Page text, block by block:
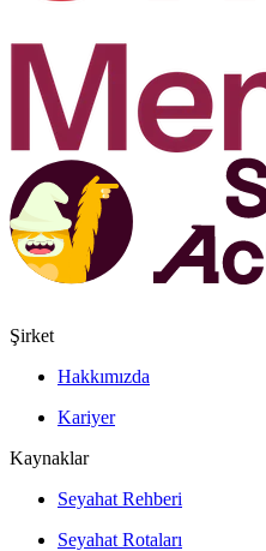
Şirket
Hakkımızda
Kariyer
Kaynaklar
Seyahat Rehberi
Seyahat Rotaları